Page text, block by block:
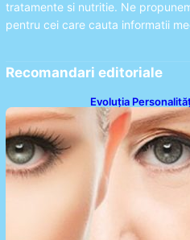
tratamente si nutritie. Ne
pentru cei care cauta informatii
Recomandari editoriale
Evoluția
Oferă Studiile